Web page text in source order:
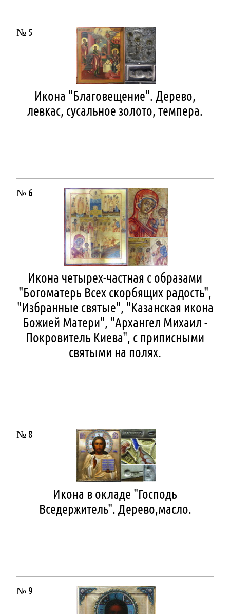
№ 5
Икона "Благовещение". Дерево,
левкас, сусальное золото, темпера.
№ 6
Икона четырех-частная с образами
"Богоматерь Всех скорбящих радость",
"Избранные святые", "Казанская икона
Божией Матери", "Архангел Михаил -
Покровитель Киева", с приписными
святыми на полях.
№ 8
Икона в окладе "Господь
Вседержитель". Дерево,масло.
№ 9